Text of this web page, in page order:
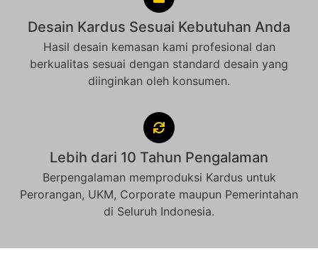
Desain Kardus Sesuai Kebutuhan Anda
Hasil desain kemasan kami profesional dan
berkualitas sesuai dengan standard desain yang
diinginkan oleh konsumen.
Lebih dari 10 Tahun Pengalaman
Berpengalaman memproduksi Kardus untuk
Perorangan, UKM, Corporate maupun Pemerintahan
di Seluruh Indonesia.